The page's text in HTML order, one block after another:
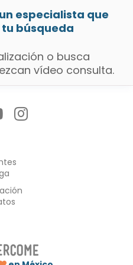
especialista que
búsqueda
o busca
vídeo consulta.